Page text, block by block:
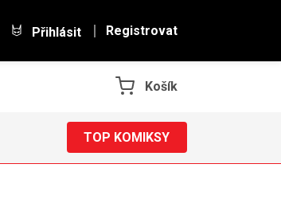
Přihlásit Registrovat
Košík
TOP KOMIKSY